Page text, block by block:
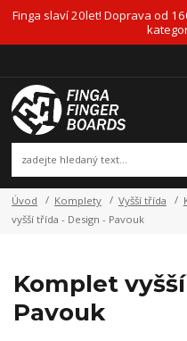
Finga slaví 20let! Doprava od
Úvod Komplety Vyšší třída
vyšší třída - Design - Pavouk
Komplet
Pavouk